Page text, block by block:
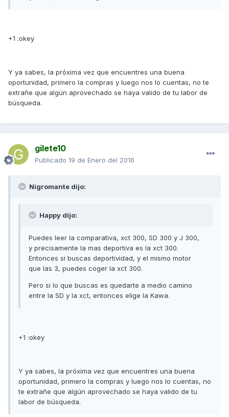
+1 :okey
Y ya sabes, la próxima vez que encuentres una buena
oportunidad, primero la compras y luego nos lo cuentas, no te
extrañe que algún aprovechado se haya valido de tu labor de
búsqueda.
gilete10
Publicado 19 de Enero del 2016
Nigromante dijo:
Happy dijo:
Puedes leer la comparativa, xct 300, SD 300 y J 300,
y precisamente la mas deportiva es la xct 300.
Entonces si buscas deportividad, y el mismo motor
que las 3, puedes coger la xct 300.
Pero si lo que buscas es quedarte a medio camino
entre la SD y la xct, entonces elige la Kawa.
+1 :okey
Y ya sabes, la próxima vez que encuentres una buena
oportunidad, primero la compras y luego nos lo cuentas, no
te extrañe que algún aprovechado se haya valido de tu
labor de búsqueda.